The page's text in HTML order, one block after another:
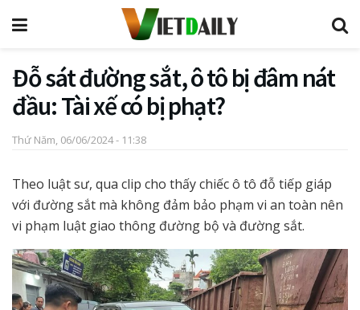
Đỗ sát đường sắt, ô tô bị đâm nát
đầu: Tài xế có bị phạt?
Thứ Năm, 06/06/2024 - 11:38
Theo luật sư, qua clip cho thấy chiếc ô tô đỗ tiếp giáp
với đường sắt mà không đảm bảo phạm vi an toàn nên
vi phạm luật giao thông đường bộ và đường sắt.